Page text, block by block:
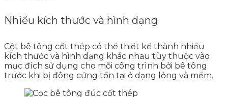
Nhiều kích thước và hình dạng
Cột bê tông cốt thép có thể thiết kế thành nhiều
kích thước và hình dạng khác nhau tùy thuộc vào
mục đích sử dụng cho mỗi công trình bởi bê tông
trước khi bị đông cứng tồn tại ở dạng lỏng và mềm.